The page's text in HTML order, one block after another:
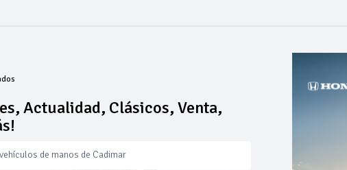
en
sobre
el
motor,
Novedades,
Actualidad, Clásicos, Venta,
de manos de Cadimar